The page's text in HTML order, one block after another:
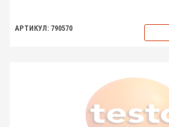
АРТИКУЛ: 790570